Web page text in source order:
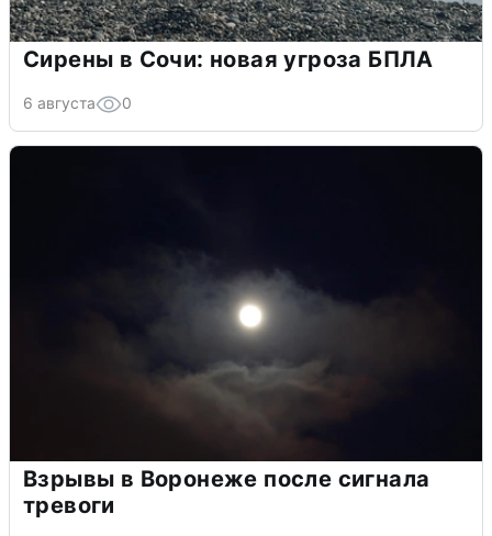
Сирены в Сочи: новая угроза БПЛА
6 августа 0
Взрывы в Воронеже после сигнала
тревоги